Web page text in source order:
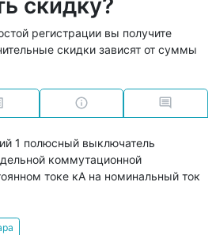
скидку?
регистрации вы получите
скидки зависят от суммы
1 полюсный выключатель
коммутационной
токе кА на номинальный ток